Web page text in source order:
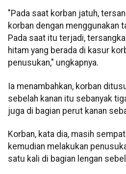
"Pada saat korban jatuh,
korban dengan menggunakan
Pada saat itu terjadi,
hitam yang berada di kasur
penusukan," ungkapnya.
Ia menambahkan, korban
sebelah kanan itu sebanyak
juga di bagian perut kanan
Korban, kata dia, masih
kemudian melakukan
satu kali di bagian lengan